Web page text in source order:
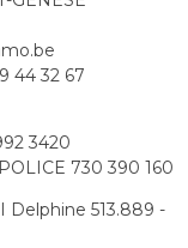
44 32 67
3420
730 390 160
513.889 -